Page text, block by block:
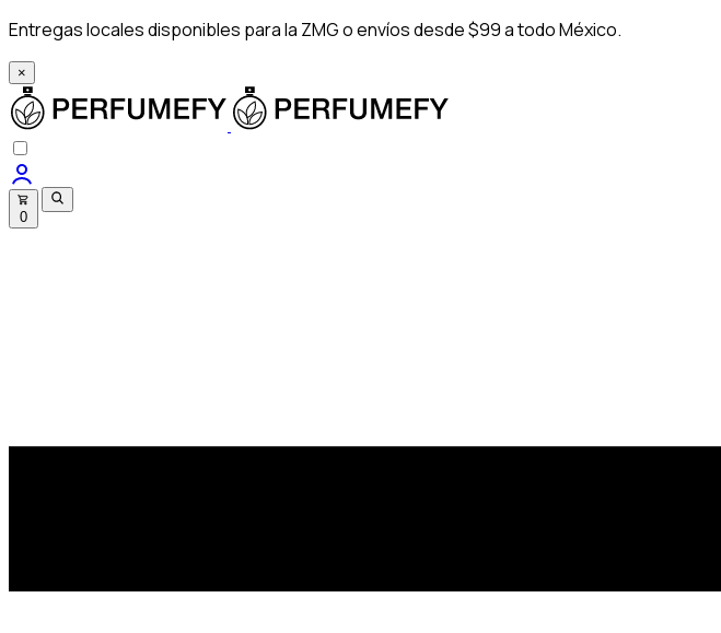
Entregas locales disponibles para la ZMG o envíos desde $99 a todo México.
×
0